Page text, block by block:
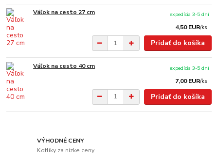
Váľok na cesto 27 cm
4,50 EUR/ks
expedícia 3-5 dní
Pridať do košíka
Váľok na cesto 40 cm
7,00 EUR/ks
expedícia 3-5 dní
Pridať do košíka
VÝHODNÉ CENY
Kotlíky za nízke ceny